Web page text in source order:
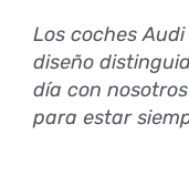
Los coches
diseño
día con
para estar